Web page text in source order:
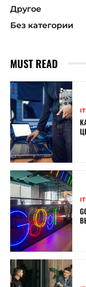
Другое
Без категории
MUST READ